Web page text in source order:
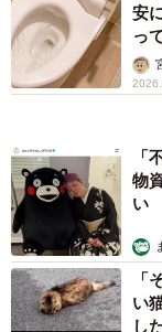
す」と語りました
高橋さんの投稿に
をよく言われた」
て生まれてきたい
など、さまざまな
安
っ
か
「
物
い
「
い
し